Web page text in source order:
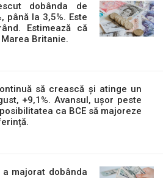
dobânda de
până la 3,5%. Este
Estimează că
Britanie.
să crească și atinge un
+9,1%. Avansul, ușor peste
ca BCE să majoreze
a majorat dobânda